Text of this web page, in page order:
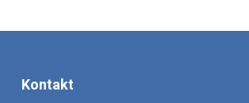
Kontakt